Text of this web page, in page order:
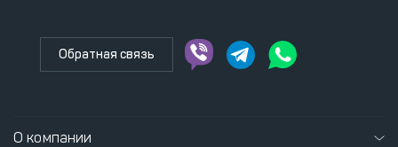
Обратная связь
О компании